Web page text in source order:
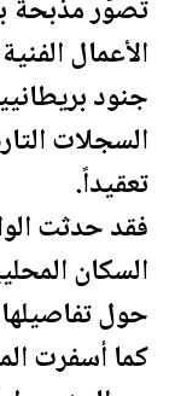
الأعمال
جنود
السجلات
تعقيداً.
فقد حدثت
السكان
حول
كما أسفرت